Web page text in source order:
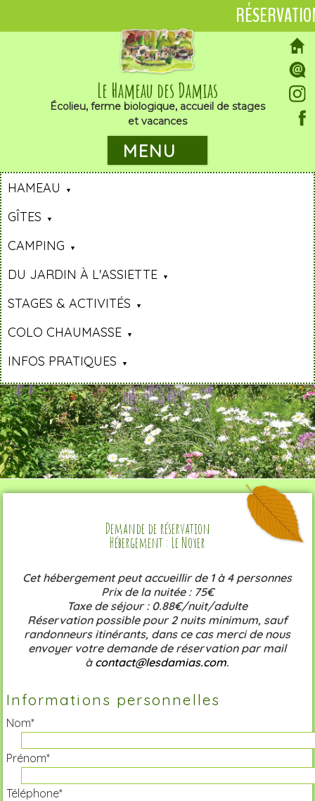
Le Hameau des Damias
Écolieu, ferme biologique, accueil de stages
et vacances
MENU
HAMEAU
GÎTES
CAMPING
DU JARDIN À L'ASSIETTE
STAGES & ACTIVITÉS
COLO CHAUMASSE
INFOS PRATIQUES
Demande de réservation
Hébergement : Le Noyer
Cet hébergement peut accueillir de 1 à 4 personnes
Prix de la nuitée : 75€
Taxe de séjour : 0.88€/nuit/adulte
Réservation possible pour 2 nuits minimum, sauf
randonneurs itinérants, dans ce cas merci de nous
envoyer votre demande de réservation par mail
à contact@lesdamias.com.
Informations personnelles
Nom*
Prénom*
Téléphone*